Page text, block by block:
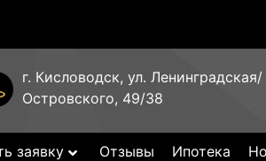
г. Кисловодск, ул. Ленинградская/
Островского, 49/38
заявку Отзывы Ипотека